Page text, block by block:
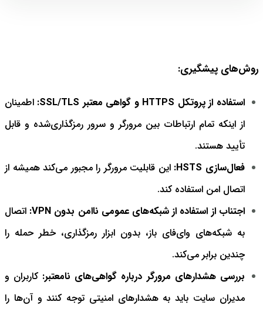
روش‌های پیشگیری:
استفاده از پروتکل HTTPS و گواهی معتبر SSL/TLS:
اطمینان
از اینکه تمام ارتباطات بین مرورگر و سرور رمزگذاری‌شده و قابل
تأیید هستند.
فعال‌سازی HSTS:
این قابلیت مرورگر را مجبور می‌کند همیشه از
اتصال امن استفاده کند.
اجتناب از استفاده از شبکه‌های عمومی ناامن بدون VPN:
اتصال
به شبکه‌های وای‌فای باز، بدون ابزار رمزگذاری، خطر حمله را
چندین برابر می‌کند.
بررسی هشدارهای مرورگر درباره گواهی‌های نامعتبر: کاربران و
مدیران سایت باید به هشدارهای امنیتی توجه کنند و آن‌ها را